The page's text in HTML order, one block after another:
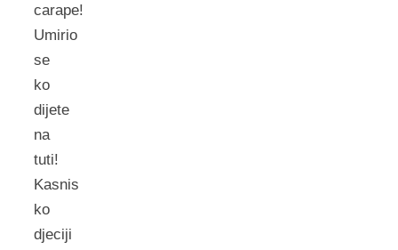
carape!
Umirio
se
ko
dijete
na
tuti!
Kasnis
ko
djeciji